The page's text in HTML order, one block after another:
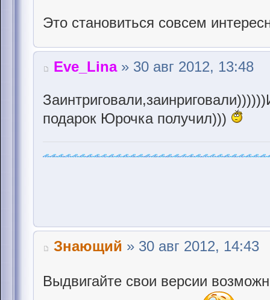
Это становиться совсем
Eve_Lina» 30 авг 2012, 13:48
подарок Юрочка получил)))
Знающий » 30 авг 2012, 14:43
Выдвигайте свои версии